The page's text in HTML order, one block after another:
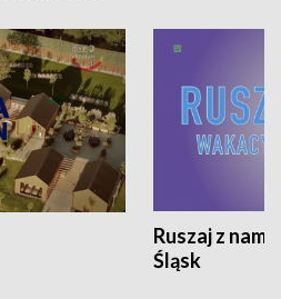
Ruszaj z
Śląsk